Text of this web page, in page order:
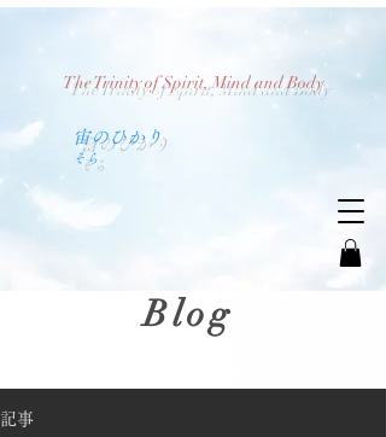
The Trinity of Spirit, Mind and Body
​宙のひかり
​そら
Blog
記事